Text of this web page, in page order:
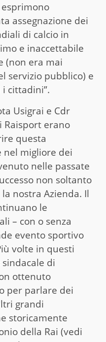
esprimono
assegnazione dei
di calcio in
e inaccettabile
(non era mai
servizio pubblico) e
cittadini”.
Usigrai e Cdr
Raisport erano
questa
nel migliore dei
nelle passate
non soltanto
nostra Azienda. Il
le
– con o senza
evento sportivo
volte in questi
di
ottenuto
per parlare dei
grandi
storicamente
della Rai (vedi